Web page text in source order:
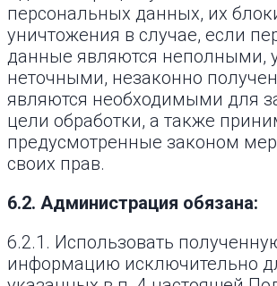
персональных данных, их
уничтожения в случае, если
данные являются неполными,
неточными, незаконно
являются необходимыми для
цели обработки, а также
предусмотренные законом
своих прав.
6.2. Администрация обязана:
6.2.1. Использовать
информацию исключительно